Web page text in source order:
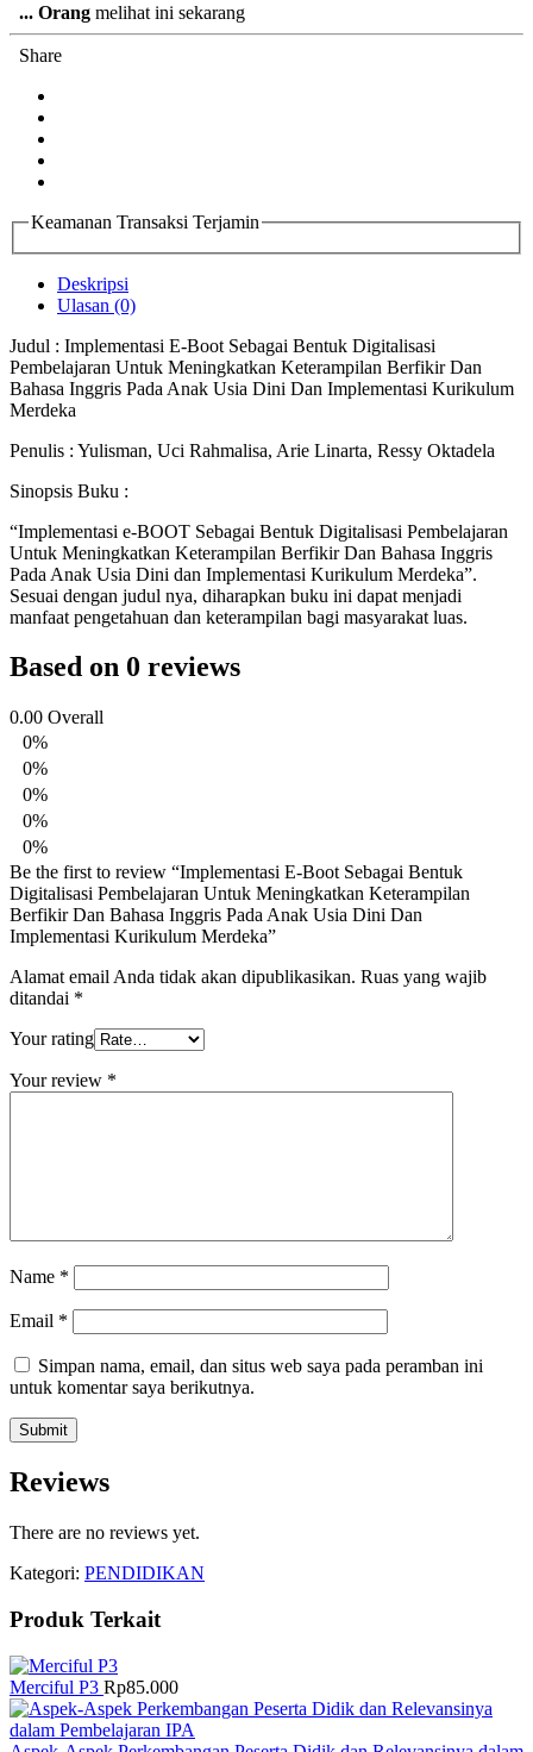
... Orang melihat ini sekarang
Share
Keamanan Transaksi Terjamin
Deskripsi
Ulasan (0)
Judul : Implementasi E-Boot Sebagai Bentuk Digitalisasi
Pembelajaran Untuk Meningkatkan Keterampilan Berfikir Dan
Bahasa Inggris Pada Anak Usia Dini Dan Implementasi Kurikulum
Merdeka
Penulis : Yulisman, Uci Rahmalisa, Arie Linarta, Ressy Oktadela
Sinopsis Buku :
“Implementasi e-BOOT Sebagai Bentuk Digitalisasi Pembelajaran
Untuk Meningkatkan Keterampilan Berfikir Dan Bahasa Inggris
Pada Anak Usia Dini dan Implementasi Kurikulum Merdeka”.
Sesuai dengan judul nya, diharapkan buku ini dapat menjadi
manfaat pengetahuan dan keterampilan bagi masyarakat luas.
Based on 0 reviews
0.00 Overall
0%
0%
0%
0%
0%
Be the first to review “Implementasi E-Boot Sebagai Bentuk
Digitalisasi Pembelajaran Untuk Meningkatkan Keterampilan
Berfikir Dan Bahasa Inggris Pada Anak Usia Dini Dan
Implementasi Kurikulum Merdeka”
Alamat email Anda tidak akan dipublikasikan. Ruas yang wajib
ditandai *
Your rating
Your review *
Name *
Email *
Simpan nama, email, dan situs web saya pada peramban ini
untuk komentar saya berikutnya.
Reviews
There are no reviews yet.
Kategori: PENDIDIKAN
Produk Terkait
Merciful P3 Rp85.000